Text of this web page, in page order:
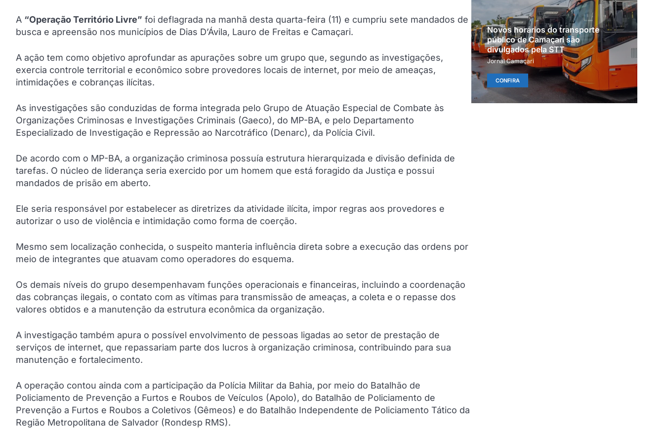
A “Operação Território Livre” foi deflagrada na manhã desta quarta-feira (11) e cumpriu sete mandados de
busca e apreensão nos municípios de Dias D’Ávila, Lauro de Freitas e Camaçari.
A ação tem como objetivo aprofundar as apurações sobre um grupo que, segundo as investigações,
exercia controle territorial e econômico sobre provedores locais de internet, por meio de ameaças,
intimidações e cobranças ilícitas.
As investigações são conduzidas de forma integrada pelo Grupo de Atuação Especial de Combate às
Organizações Criminosas e Investigações Criminais (Gaeco), do MP-BA, e pelo Departamento
Especializado de Investigação e Repressão ao Narcotráfico (Denarc), da Polícia Civil.
De acordo com o MP-BA, a organização criminosa possuía estrutura hierarquizada e divisão definida de
tarefas. O núcleo de liderança seria exercido por um homem que está foragido da Justiça e possui
mandados de prisão em aberto.
Ele seria responsável por estabelecer as diretrizes da atividade ilícita, impor regras aos provedores e
autorizar o uso de violência e intimidação como forma de coerção.
Mesmo sem localização conhecida, o suspeito manteria influência direta sobre a execução das ordens por
meio de integrantes que atuavam como operadores do esquema.
Os demais níveis do grupo desempenhavam funções operacionais e financeiras, incluindo a coordenação
das cobranças ilegais, o contato com as vítimas para transmissão de ameaças, a coleta e o repasse dos
valores obtidos e a manutenção da estrutura econômica da organização.
A investigação também apura o possível envolvimento de pessoas ligadas ao setor de prestação de
serviços de internet, que repassariam parte dos lucros à organização criminosa, contribuindo para sua
manutenção e fortalecimento.
A operação contou ainda com a participação da Polícia Militar da Bahia, por meio do Batalhão de
Policiamento de Prevenção a Furtos e Roubos de Veículos (Apolo), do Batalhão de Policiamento de
Prevenção a Furtos e Roubos a Coletivos (Gêmeos) e do Batalhão Independente de Policiamento Tático da
Região Metropolitana de Salvador (Rondesp RMS).
Novos horários do transporte
público de Camaçari são
divulgados pela STT
Jornal Camaçari
CONFIRA